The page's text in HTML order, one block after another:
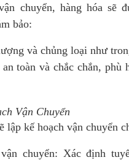
chuyển, hàng hóa sẽ
bảo:
và chủng loại như
toàn và chắc chắn, phù
Vận Chuyển
lập kế hoạch vận chuyển
chuyển: Xác định